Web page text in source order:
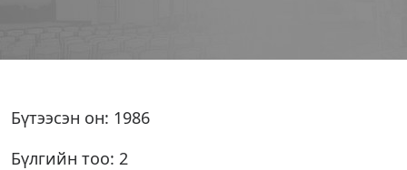
Бүтээсэн он: 1986
Бүлгийн тоо: 2